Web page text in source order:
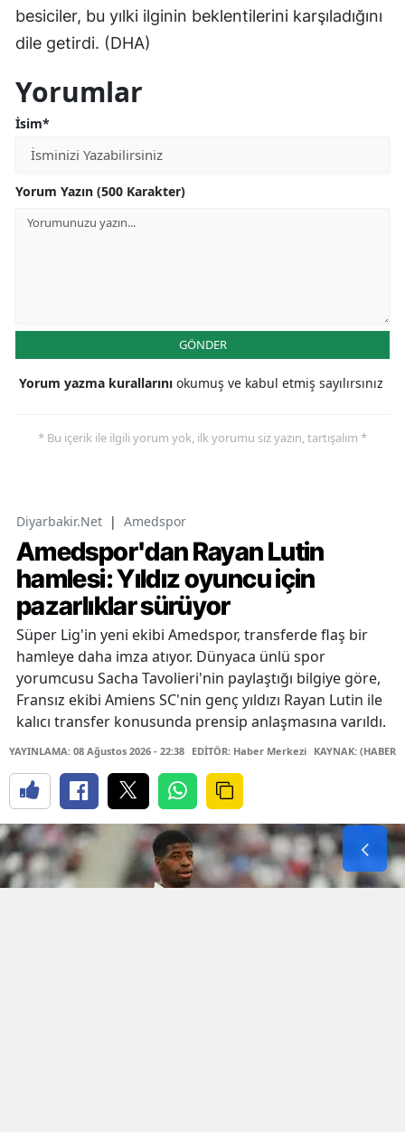
besiciler, bu yılki ilginin beklentilerini karşıladığını
dile getirdi. (DHA)
Yorumlar
İsim*
Yorum Yazın (500 Karakter)
GÖNDER
Yorum yazma kurallarını okumuş ve kabul etmiş sayılırsınız
* Bu içerik ile ilgili yorum yok, ilk yorumu siz yazın, tartışalım *
Diyarbakir.Net | Amedspor
Amedspor'dan Rayan Lutin
hamlesi: Yıldız oyuncu için
pazarlıklar sürüyor
Süper Lig'in yeni ekibi Amedspor, transferde flaş bir
hamleye daha imza atıyor. Dünyaca ünlü spor
yorumcusu Sacha Tavolieri'nin paylaştığı bilgiye göre,
Fransız ekibi Amiens SC'nin genç yıldızı Rayan Lutin ile
kalıcı transfer konusunda prensip anlaşmasına varıldı.
YAYINLAMA: 08 Ağustos 2026 - 22:38 EDİTÖR: Haber Merkezi KAYNAK: (HABER